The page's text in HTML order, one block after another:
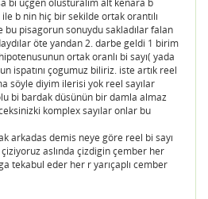
b nin hiç bir sekilde ortak orantılı
bu pisagorun sonuydu sakladılar falan
öte yandan 2. darbe geldi 1 birim
ortak oranlı bi sayı( yada
ispatını çogumuz biliriz. iste artık reel
söyle diyim ilerisi yok reel sayılar
bi bardak düsünün bir damla almaz
komplex sayılar onlar bu
arkadas demis neye göre reel bi sayı
aslında çizdigin çember her
tekabul eder her r yarıçaplı cember